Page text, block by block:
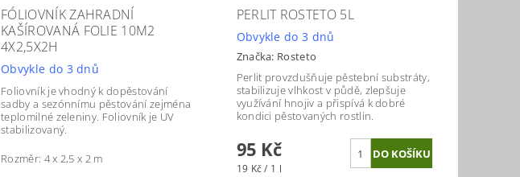
FÓLIOVNÍK ZAHRADNÍ
KAŠÍROVANÁ FOLIE 10M2
4X2,5X2H
Obvykle do 3 dnů
Foliovník je vhodný k dopěstování
sadby a sezónnímu pěstování zejména
teplomilné zeleniny. Foliovník je UV
stabilizovaný.
Rozměr: 4 x 2,5 x 2 m
PERLIT ROSTETO 5L
Obvykle do 3 dnů
Značka: Rosteto
Perlit provzdušňuje pěstební substráty,
stabilizuje vlhkost v půdě, zlepšuje
využívání hnojiv a přispívá k dobré
kondici pěstovaných rostlin.
95 Kč
19 Kč / 1 l